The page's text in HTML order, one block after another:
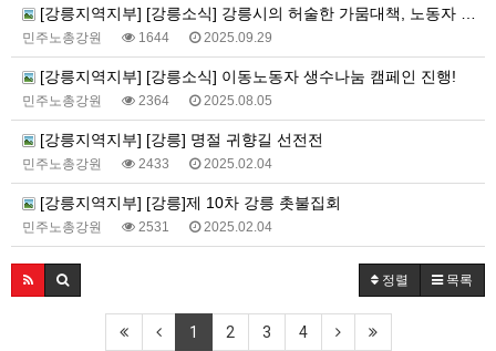
[강릉지역지부] [강릉소식] 강릉시의 허술한 가뭄대책, 노동자 보호‘구멍’ 운영중단 사업장 노동자 보호대책 촉구 기자회견 개최
민주노총강원 1644 2025.09.29
[강릉지역지부] [강릉소식] 이동노동자 생수나눔 캠페인 진행!
민주노총강원 2364 2025.08.05
[강릉지역지부] [강릉] 명절 귀향길 선전전
민주노총강원 2433 2025.02.04
[강릉지역지부] [강릉]제 10차 강릉 촛불집회
민주노총강원 2531 2025.02.04
정렬 목록
1 2 3 4